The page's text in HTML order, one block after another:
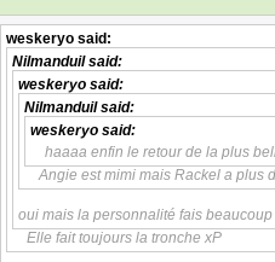
weskeryo said:
Nilmanduilsaid:
weskeryo said:
Nilmanduilsaid:
weskeryo said:
haaaa enfin le retour de la plus
Angie est mimi mais Rackel a plus
oui mais la personnalité fais
Elle fait toujours la tronche xP